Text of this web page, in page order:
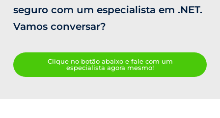
seguro com um especialista em .NET.
Vamos conversar?
Clique no botão abaixo e fale com um
especialista agora mesmo!